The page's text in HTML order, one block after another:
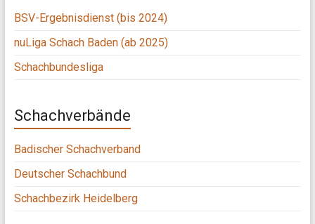
BSV-Ergebnisdienst (bis 2024)
nuLiga Schach Baden (ab 2025)
Schachbundesliga
Schachverbände
Badischer Schachverband
Deutscher Schachbund
Schachbezirk Heidelberg